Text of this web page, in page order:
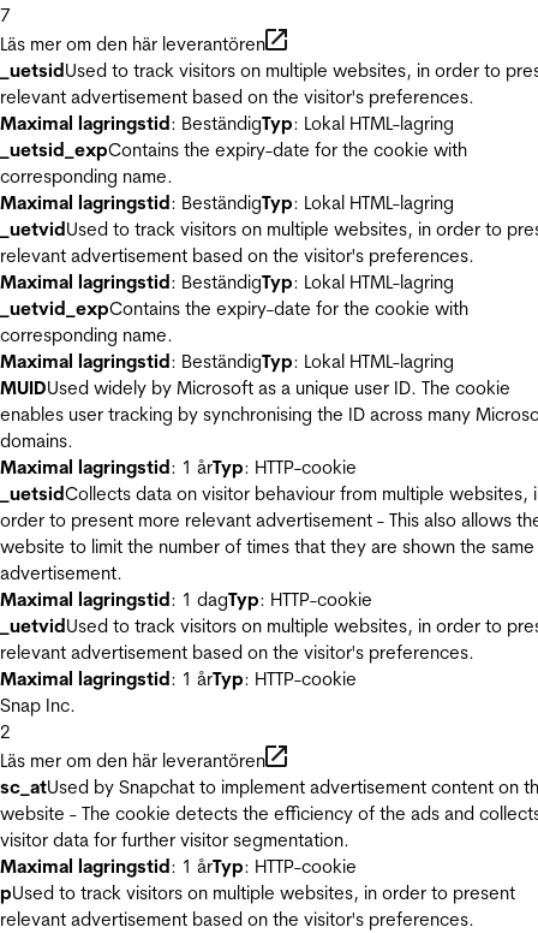
7
Läs mer om den här leverantören
_uetsidUsed to track visitors on multiple websites, in order to
relevant advertisement based on the visitor's preferences.
Maximal lagringstid: BeständigTyp: Lokal HTML-lagring
_uetsid_expContains the expiry-date for the cookie with
corresponding name.
Maximal lagringstid: BeständigTyp: Lokal HTML-lagring
_uetvidUsed to track visitors on multiple websites, in order to
relevant advertisement based on the visitor's preferences.
Maximal lagringstid: BeständigTyp: Lokal HTML-lagring
_uetvid_expContains the expiry-date for the cookie with
corresponding name.
Maximal lagringstid: BeständigTyp: Lokal HTML-lagring
MUIDUsed widely by Microsoft as a unique user ID. The cookie
enables user tracking by synchronising the ID across many
domains.
Maximal lagringstid: 1 årTyp: HTTP-cookie
_uetsidCollects data on visitor behaviour from multiple websites,
order to present more relevant advertisement - This also allows
website to limit the number of times that they are shown the same
advertisement.
Maximal lagringstid: 1 dagTyp: HTTP-cookie
_uetvidUsed to track visitors on multiple websites, in order to
relevant advertisement based on the visitor's preferences.
Maximal lagringstid: 1 årTyp: HTTP-cookie
Snap Inc.
2
Läs mer om den här leverantören
sc_atUsed by Snapchat to implement advertisement content on
website - The cookie detects the efficiency of the ads and
visitor data for further visitor segmentation.
Maximal lagringstid: 1 årTyp: HTTP-cookie
pUsed to track visitors on multiple websites, in order to present
relevant advertisement based on the visitor's preferences.